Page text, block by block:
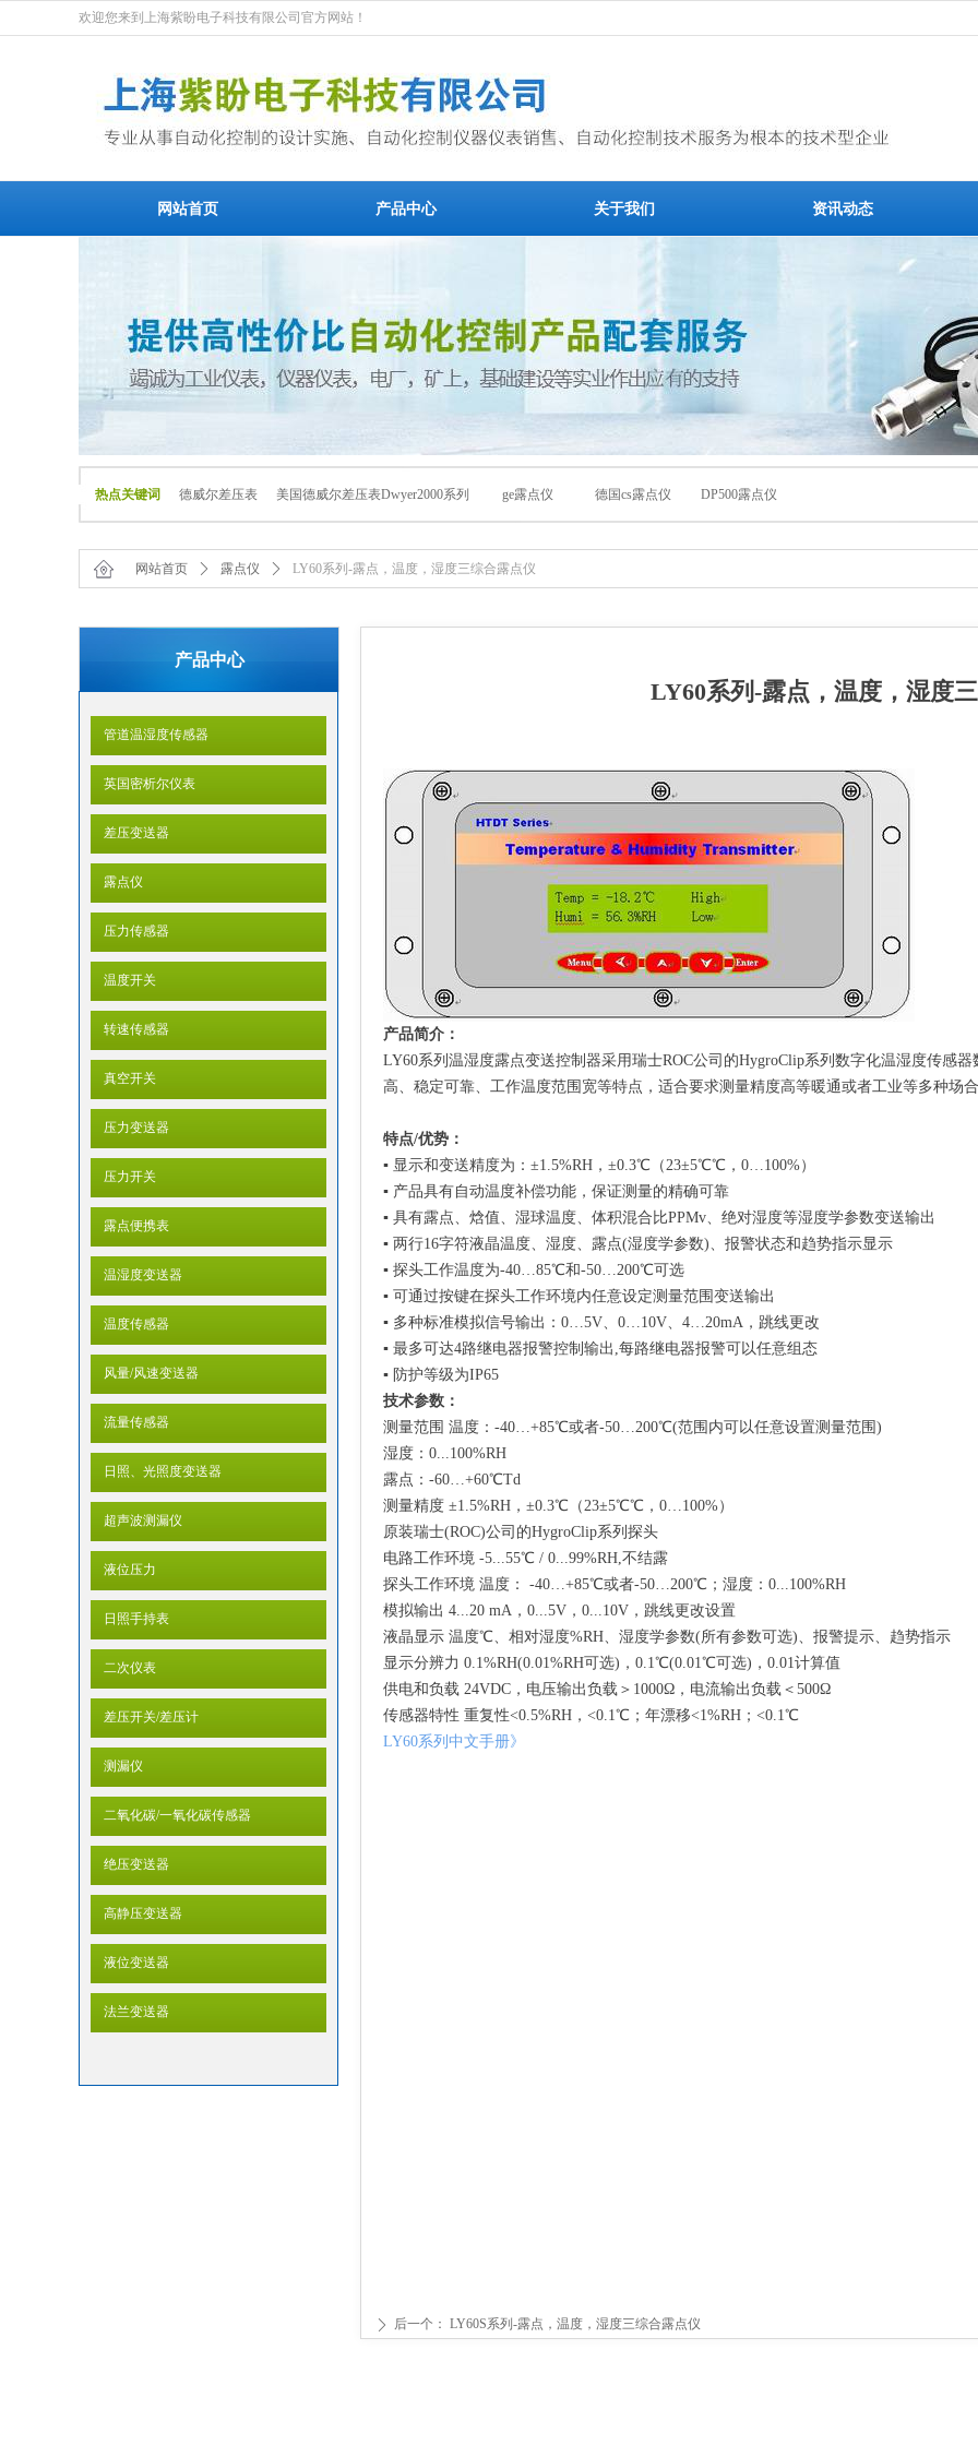
欢迎您来到上海紫盼电子科技有限公司官方网站！
热点关键词 德威尔差压表 美国德威尔差压表Dwyer2000系列 ge露点仪 德国cs露点仪 DP500露点仪
网站首页 产品中心 关于我们 资讯动态
网站首页 ꄲ 露点仪 ꄲ LY60系列-露点，温度，湿度三综合露点仪
LY60系列-露点，温度，湿度
产品简介：
LY60系列温湿度露点变送控制器采用瑞士ROC公司的HygroClip系列数字化温湿度传感
高、稳定可靠、工作温度范围宽等特点，适合要求测量精度高等暖通或者工业等多种场合
特点/优势：
▪ 显示和变送精度为：±1.5%RH，±0.3℃（23±5℃℃，0…100%）
▪ 产品具有自动温度补偿功能，保证测量的精确可靠
▪ 具有露点、焓值、湿球温度、体积混合比PPMv、绝对湿度等湿度学参数变送输出
▪ 两行16字符液晶温度、湿度、露点(湿度学参数)、报警状态和趋势指示显示
▪ 探头工作温度为-40…85℃和-50…200℃可选
▪ 可通过按键在探头工作环境内任意设定测量范围变送输出
▪ 多种标准模拟信号输出：0…5V、0…10V、4…20mA，跳线更改
▪ 最多可达4路继电器报警控制输出,每路继电器报警可以任意组态
▪ 防护等级为IP65
技术参数：
测量范围 温度：-40…+85℃或者-50…200℃(范围内可以任意设置测量范围)
湿度：0...100%RH
露点：-60…+60℃Td
测量精度 ±1.5%RH，±0.3℃（23±5℃℃，0…100%）
原装瑞士(ROC)公司的HygroClip系列探头
电路工作环境 -5...55℃ / 0...99%RH,不结露
探头工作环境 温度： -40…+85℃或者-50…200℃；湿度：0...100%RH
模拟输出 4...20 mA，0...5V，0...10V，跳线更改设置
液晶显示 温度℃、相对湿度%RH、湿度学参数(所有参数可选)、报警提示、趋势指示
显示分辨力 0.1%RH(0.01%RH可选)，0.1℃(0.01℃可选)，0.01计算值
供电和负载 24VDC，电压输出负载＞1000Ω，电流输出负载＜500Ω
传感器特性 重复性<0.5%RH，<0.1℃；年漂移<1%RH；<0.1℃
LY60系列中文手册》
ꄲ 后一个： LY60S系列-露点，温度，湿度三综合露点仪
产品中心
管道温湿度传感器
英国密析尔仪表
差压变送器
露点仪
压力传感器
温度开关
转速传感器
真空开关
压力变送器
压力开关
露点便携表
温湿度变送器
温度传感器
风量/风速变送器
流量传感器
日照、光照度变送器
超声波测漏仪
液位压力
日照手持表
二次仪表
差压开关/差压计
测漏仪
二氧化碳/一氧化碳传感器
绝压变送器
高静压变送器
液位变送器
法兰变送器